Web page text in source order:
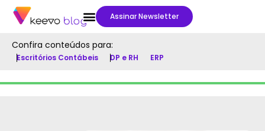
Assinar Newsletter
Confira conteúdos para:
Escritórios Contábeis DP e RH ERP